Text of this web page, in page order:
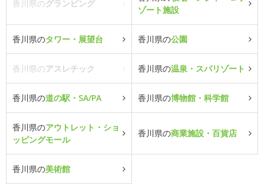
香川県のグランピング
ゾート施設
香川県のタワー・展望台 香川県の公園
香川県のアスレチック 香川県の温泉・スパリゾート
香川県の道の駅・SA/PA 香川県の博物館・科学館
香川県のアウトレット・ショ
ッピングモール
香川県の商業施設・百貨店
香川県の美術館